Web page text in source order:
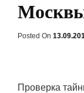
Posted On Posted
Проверка